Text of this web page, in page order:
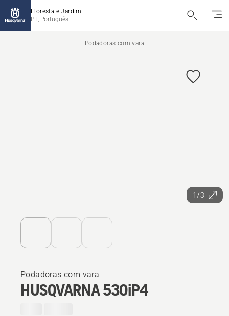
Floresta e Jardim
PT, Português
Podadoras com vara
1/3
Podadoras com vara
HUSQVARNA 530iP4